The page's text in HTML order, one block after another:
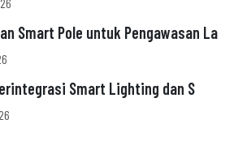
Smart Pole untuk Pengawasan La
Smart Lighting dan S